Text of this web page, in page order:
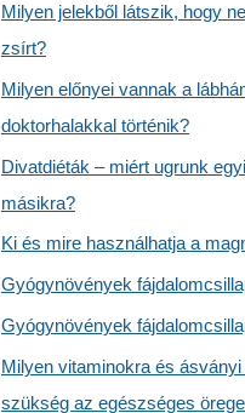
Milyen jelekből látszik, hogy
zsírt?
Milyen előnyei vannak a
doktorhalakkal történik?
Divatdiéták – miért ugrunk
másikra?
Ki és mire használhatja a
Gyógynövények
Gyógynövények
Milyen vitaminokra és
szükség az egészséges